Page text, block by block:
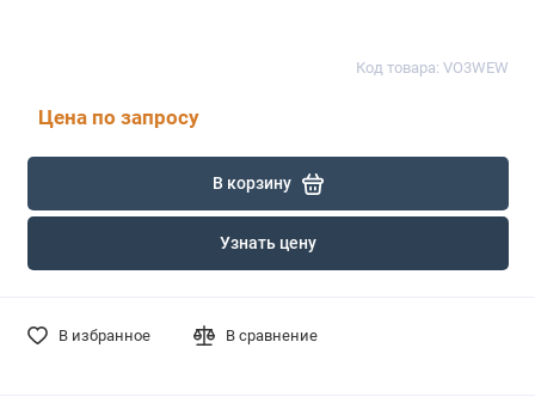
Код товара: VO3WEW
Цена по запросу
В корзину
Узнать цену
В избранное В сравнение